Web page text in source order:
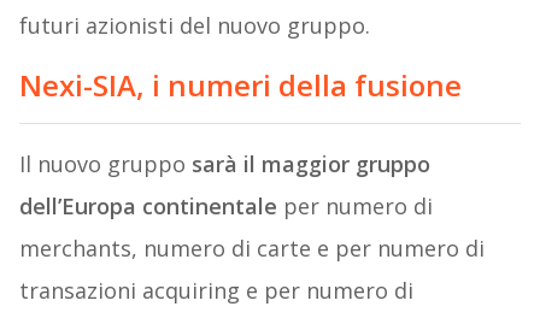
futuri azionisti del nuovo gruppo.
Nexi-SIA, i numeri della fusione
Il nuovo gruppo sarà il maggior gruppo
dell’Europa continentale per numero di
merchants, numero di carte e per numero di
transazioni acquiring e per numero di